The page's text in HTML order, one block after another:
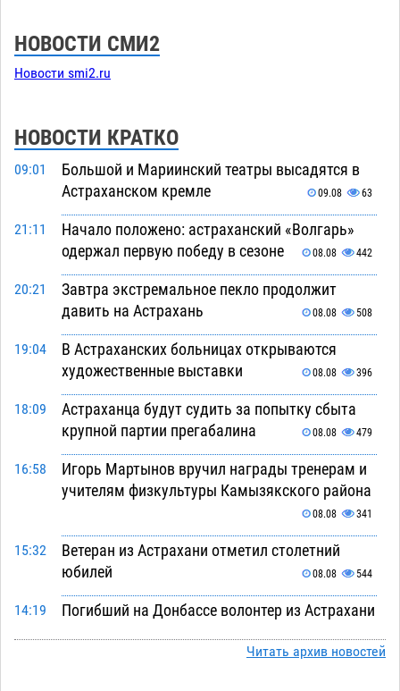
НОВОСТИ СМИ2
Новости smi2.ru
НОВОСТИ КРАТКО
09:01
Большой и Мариинский театры высадятся в
Астраханском кремле
09.08 63
21:11
Начало положено: астраханский «Волгарь»
одержал первую победу в сезоне
08.08 442
20:21
Завтра экстремальное пекло продолжит
давить на Астрахань
08.08 508
19:04
В Астраханских больницах открываются
художественные выставки
08.08 396
18:09
Астраханца будут судить за попытку сбыта
крупной партии прегабалина
08.08 479
16:58
Игорь Мартынов вручил награды тренерам и
учителям физкультуры Камызякского района
08.08 341
15:32
Ветеран из Астрахани отметил столетний
юбилей
08.08 544
14:19
Погибший на Донбассе волонтер из Астрахани
Читать архив новостей